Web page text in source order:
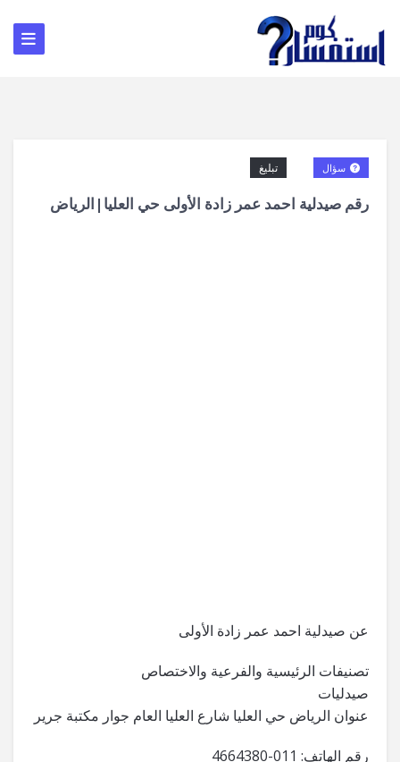
رقم صيدلية احمد عمر زادة الأولى حي العليا|الرياض
تبليغ سؤال
عن صيدلية احمد عمر زادة الأولى
تصنيفات الرئيسية والفرعية والاختصاص
صيدليات
عنوان الرياض حي العليا شارع العليا العام جوار مكتبة جرير
رقم الهاتف: 011-4664380